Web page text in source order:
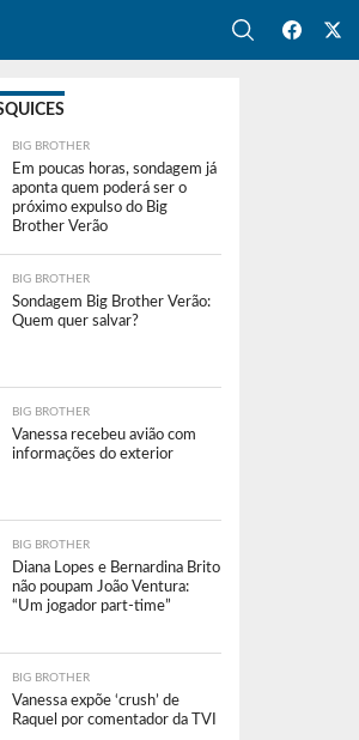
BIG BROTHER
Em poucas horas, sondagem já
aponta quem poderá ser o
próximo expulso do Big
Brother Verão
BIG BROTHER
Sondagem Big Brother Verão:
Quem quer salvar?
BIG BROTHER
Vanessa recebeu avião com
informações do exterior
BIG BROTHER
Diana Lopes e Bernardina Brito
não poupam João Ventura:
“Um jogador part-time”
BIG BROTHER
Vanessa expõe ‘crush’ de
Raquel por comentador da TVI